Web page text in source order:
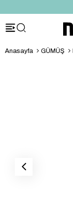
Anasayfa GÜMÜŞ